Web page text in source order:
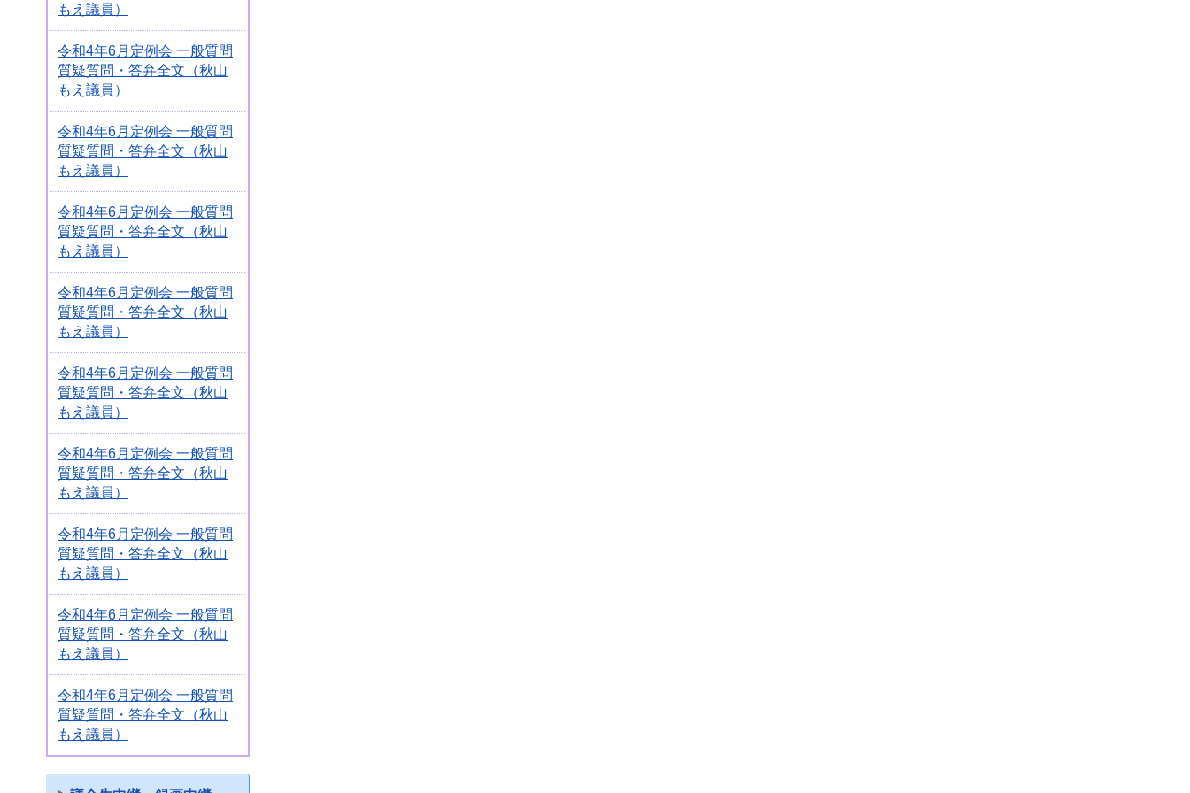
もえ議員）
令和4年6月定例会 一般質問
質疑質問・答弁全文（秋山
もえ議員）
令和4年6月定例会 一般質問
質疑質問・答弁全文（秋山
もえ議員）
令和4年6月定例会 一般質問
質疑質問・答弁全文（秋山
もえ議員）
令和4年6月定例会 一般質問
質疑質問・答弁全文（秋山
もえ議員）
令和4年6月定例会 一般質問
質疑質問・答弁全文（秋山
もえ議員）
令和4年6月定例会 一般質問
質疑質問・答弁全文（秋山
もえ議員）
令和4年6月定例会 一般質問
質疑質問・答弁全文（秋山
もえ議員）
令和4年6月定例会 一般質問
質疑質問・答弁全文（秋山
もえ議員）
令和4年6月定例会 一般質問
質疑質問・答弁全文（秋山
もえ議員）